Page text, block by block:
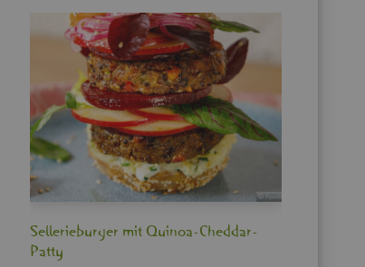
Sel­le­rie­bur­ger mit Qui­noa-Ched­dar-
Patty